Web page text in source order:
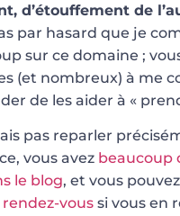
d’étouffement de
par hasard que je
sur ce domaine ;
(et nombreux) à me
de les aider à «
pas reparler
vous avez beaucoup
le blog, et vous
vous si vous en